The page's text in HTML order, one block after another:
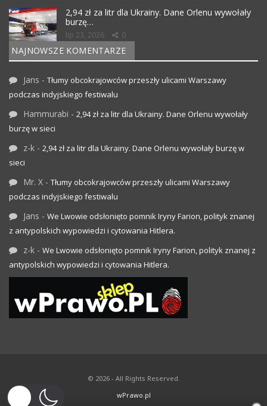
2,94 zł za litr dla Ukrainy. Dane Orlenu wywołały
burzę…
lip 23, 2026 0
NAJNOWSZE KOMENTARZE
Jans - Tłumy obcokrajowców przeszły ulicami Warszawy
podczas indyjskiego festiwalu
Hammurabi - 2,94 zł za litr dla Ukrainy. Dane Orlenu wywołały
burzę w sieci
z-k - 2,94 zł za litr dla Ukrainy. Dane Orlenu wywołały burzę w
sieci
Mr. X - Tłumy obcokrajowców przeszły ulicami Warszawy
podczas indyjskiego festiwalu
Jans - We Lwowie odsłonięto pomnik Iryny Farion, polityk znanej
z antypolskich wypowiedzi i cytowania Hitlera.
z-k - We Lwowie odsłonięto pomnik Iryny Farion, polityk znanej z
antypolskich wypowiedzi i cytowania Hitlera.
© 2026 - All Rights Reserved.
wPrawo.pl